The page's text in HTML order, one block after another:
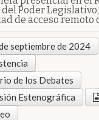
Poder
de acceso remoto
septiembre de 2024
de los Debates
Estenográfica